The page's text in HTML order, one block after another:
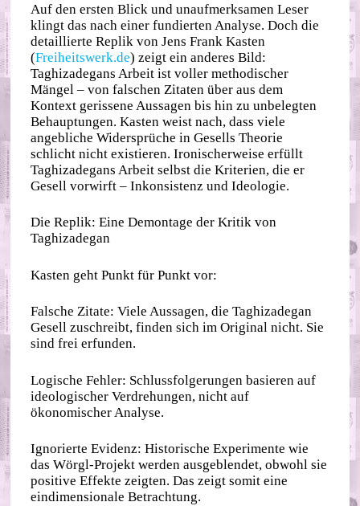
Auf den ersten Blick und unaufmerksamen Leser
klingt das nach einer fundierten Analyse. Doch die
detaillierte Replik von Jens Frank Kasten
(Freiheitswerk.de) zeigt ein anderes Bild:
Taghizadegans Arbeit ist voller methodischer
Mängel – von falschen Zitaten über aus dem
Kontext gerissene Aussagen bis hin zu unbelegten
Behauptungen. Kasten weist nach, dass viele
angebliche Widersprüche in Gesells Theorie
schlicht nicht existieren. Ironischerweise erfüllt
Taghizadegans Arbeit selbst die Kriterien, die er
Gesell vorwirft – Inkonsistenz und Ideologie.
Die Replik: Eine Demontage der Kritik von
Taghizadegan
Kasten geht Punkt für Punkt vor:
Falsche Zitate: Viele Aussagen, die Taghizadegan
Gesell zuschreibt, finden sich im Original nicht. Sie
sind frei erfunden.
Logische Fehler: Schlussfolgerungen basieren auf
ideologischer Verdrehungen, nicht auf
ökonomischer Analyse.
Ignorierte Evidenz: Historische Experimente wie
das Wörgl-Projekt werden ausgeblendet, obwohl sie
positive Effekte zeigten. Das zeigt somit eine
eindimensionale Betrachtung.